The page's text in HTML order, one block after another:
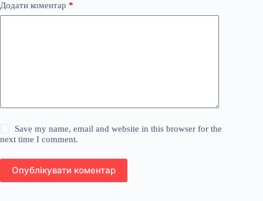
Додати коментар *
Save my name, email and website in this browser for the
next time I comment.
Опублікувати коментар